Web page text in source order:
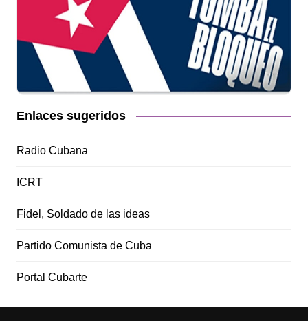
Enlaces sugeridos
Radio Cubana
ICRT
Fidel, Soldado de las ideas
Partido Comunista de Cuba
Portal Cubarte